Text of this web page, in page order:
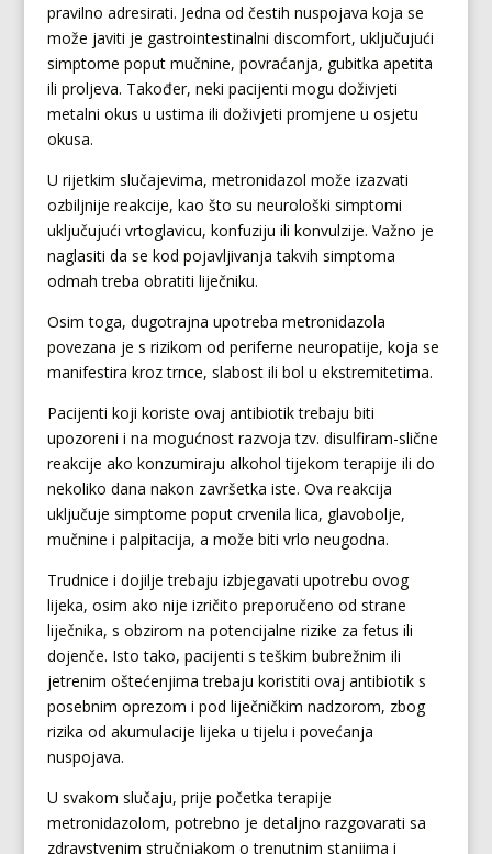
pravilno adresirati. Jedna od čestih nuspojava koja se
može javiti je gastrointestinalni discomfort, uključujući
simptome poput mučnine, povraćanja, gubitka apetita
ili proljeva. Također, neki pacijenti mogu doživjeti
metalni okus u ustima ili doživjeti promjene u osjetu
okusa.
U rijetkim slučajevima, metronidazol može izazvati
ozbiljnije reakcije, kao što su neurološki simptomi
uključujući vrtoglavicu, konfuziju ili konvulzije. Važno je
naglasiti da se kod pojavljivanja takvih simptoma
odmah treba obratiti liječniku.
Osim toga, dugotrajna upotreba metronidazola
povezana je s rizikom od periferne neuropatije, koja se
manifestira kroz trnce, slabost ili bol u ekstremitetima.
Pacijenti koji koriste ovaj antibiotik trebaju biti
upozoreni i na mogućnost razvoja tzv. disulfiram-slične
reakcije ako konzumiraju alkohol tijekom terapije ili do
nekoliko dana nakon završetka iste. Ova reakcija
uključuje simptome poput crvenila lica, glavobolje,
mučnine i palpitacija, a može biti vrlo neugodna.
Trudnice i dojilje trebaju izbjegavati upotrebu ovog
lijeka, osim ako nije izričito preporučeno od strane
liječnika, s obzirom na potencijalne rizike za fetus ili
dojenče. Isto tako, pacijenti s teškim bubrežnim ili
jetrenim oštećenjima trebaju koristiti ovaj antibiotik s
posebnim oprezom i pod liječničkim nadzorom, zbog
rizika od akumulacije lijeka u tijelu i povećanja
nuspojava.
U svakom slučaju, prije početka terapije
metronidazolom, potrebno je detaljno razgovarati sa
zdravstvenim stručnjakom o trenutnim stanjima i